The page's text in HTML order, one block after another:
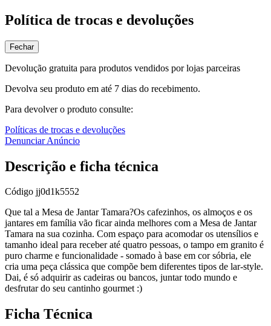
Política de trocas e devoluções
Fechar
Devolução gratuita para produtos vendidos por lojas parceiras
Devolva seu produto em até 7 dias do recebimento.
Para devolver o produto consulte:
Políticas de trocas e devoluções
Denunciar Anúncio
Descrição e ficha técnica
Código jj0d1k5552
Que tal a Mesa de Jantar Tamara?Os cafezinhos, os almoços e os
jantares em família vão ficar ainda melhores com a Mesa de Jantar
Tamara na sua cozinha. Com espaço para acomodar os utensílios e
tamanho ideal para receber até quatro pessoas, o tampo em granito é
puro charme e funcionalidade - somado à base em cor sóbria, ele
cria uma peça clássica que compõe bem diferentes tipos de lar-style.
Dai, é só adquirir as cadeiras ou bancos, juntar todo mundo e
desfrutar do seu cantinho gourmet :)
Ficha Técnica